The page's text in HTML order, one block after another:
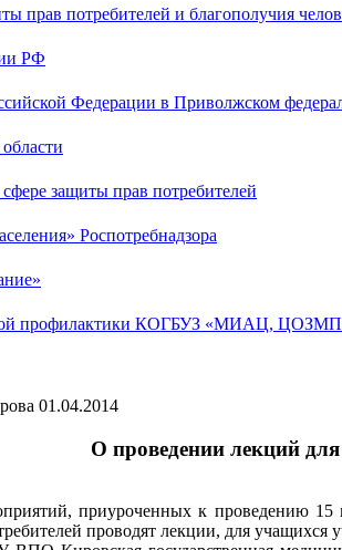
прав потребителей и благополучия
РФ
Федерации в Приволжском
защиты прав потребителей
Роспотребнадзора
профилактики КОГБУЗ «МИАЦ,
01.04.2014
О проведении лекций
приуроченных к проведению 15
проводят лекции, для